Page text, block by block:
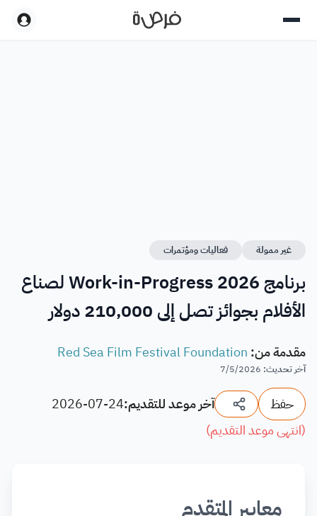
غير ممولة فعاليات ومؤتمرات
برنامج Work-in-Progress 2026 لصناع
الأفلام بجوائز تصل إلى 210,000 دولار
مقدمة من:
Red Sea Film Festival Foundation
آخر تحديث:
7/5/2026
حفظ آخر موعد للتقديم:2026-07-24
(انتهى موعد التقديم)
معايير المتقدم